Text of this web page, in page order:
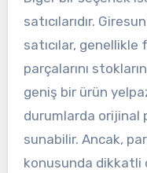
satıcılarıdır.
satıcılar, genellikle
parçalarını
geniş bir ürün
durumlarda orijinal
sunabilir. Ancak,
konusunda dikkatli